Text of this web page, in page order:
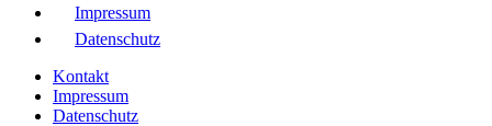
Impressum
Datenschutz
Kontakt
Impressum
Datenschutz